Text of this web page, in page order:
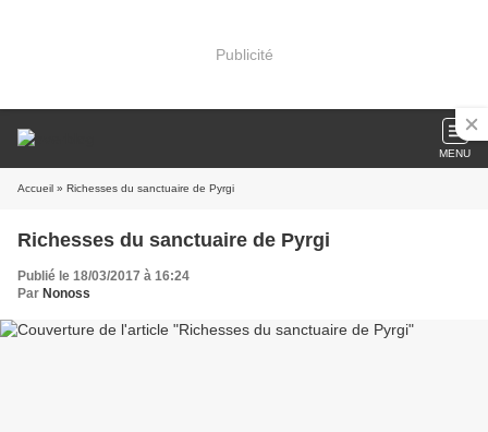
Publicité
MENU
Accueil » Richesses du sanctuaire de Pyrgi
Richesses du sanctuaire de Pyrgi
Publié le 18/03/2017 à 16:24
Par Nonoss